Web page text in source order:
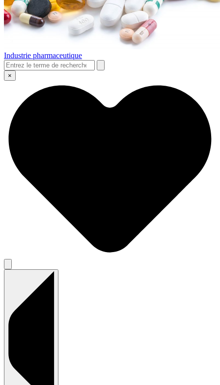
Industrie pharmaceutique
×